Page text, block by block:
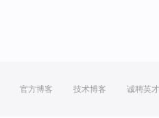
官方博客 技术博客 诚聘英才